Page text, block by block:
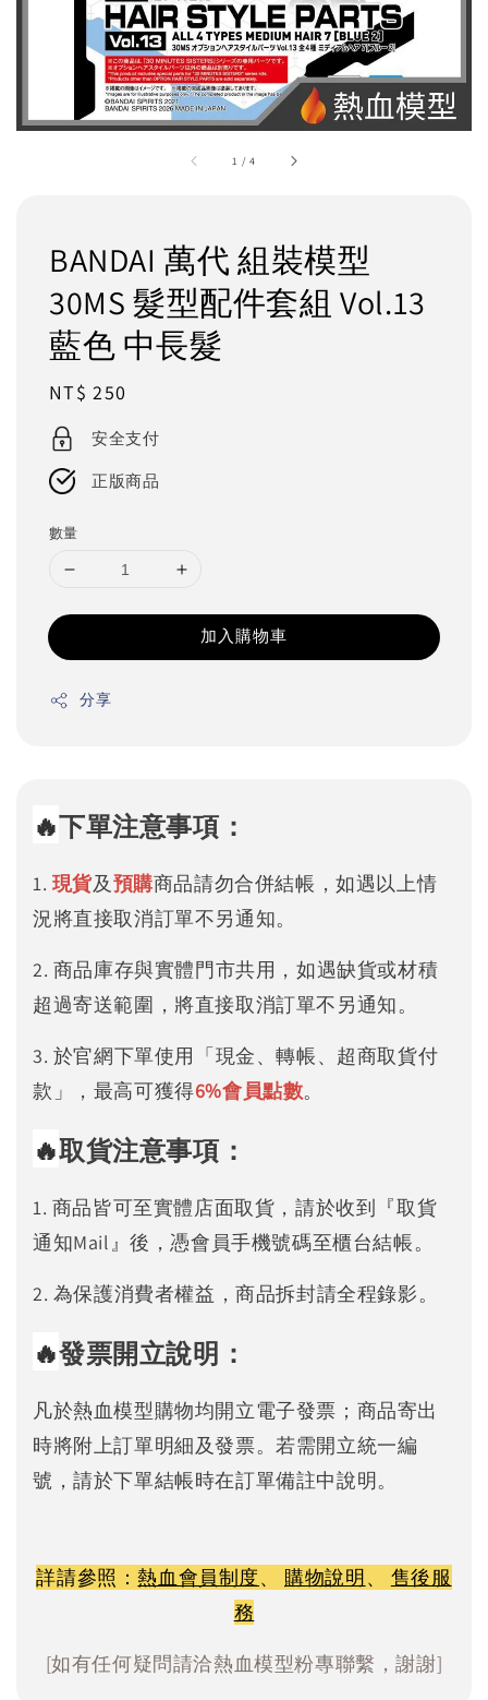
1 /4
BANDAI 萬代 組裝模型
30MS 髮型配件套組 Vol.13
藍色 中長髮
Regular
price
NT$ 250
安全支付
正版商品
數量
加入購物車
分享
🔥下單注意事項：
1. 現貨及預購商品請勿合併結帳，如遇以上情
況將直接取消訂單不另通知。
2. 商品庫存與實體門市共用，如遇缺貨或材積
超過寄送範圍，將直接取消訂單不另通知。
3. 於官網下單使用「現金、轉帳、超商取貨付
款」，最高可獲得6%會員點數。
🔥取貨注意事項：
1. 商品皆可至實體店面取貨，請於收到『取貨
通知Mail』後，憑會員手機號碼至櫃台結帳。
2. 為保護消費者權益，商品拆封請全程錄影。
🔥發票開立說明：
凡於熱血模型購物均開立電子發票；商品寄出
時將附上訂單明細及發票。若需開立統一編
號，請於下單結帳時在訂單備註中說明。
詳請參照：熱血會員制度、 購物說明、 售後服
務
[如有任何疑問請洽熱血模型粉專聯繫，謝謝]